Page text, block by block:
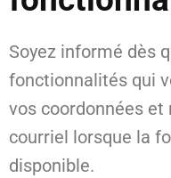
Soyez informé dès
fonctionnalités qui
vos coordonnées et
courriel lorsque la
disponible.